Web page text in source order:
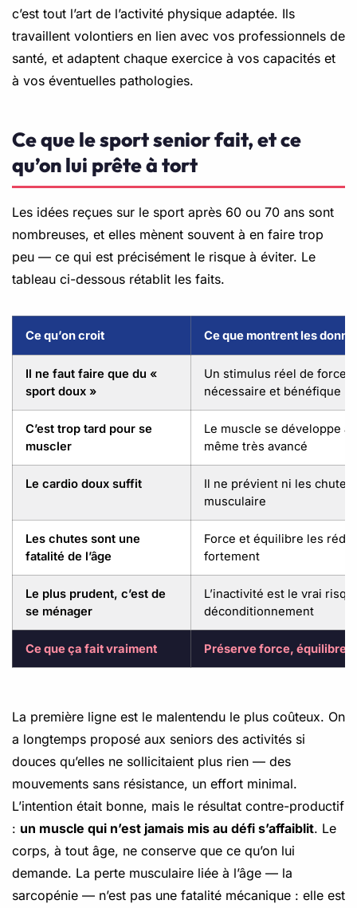
c’est tout l’art de l’activité physique adaptée. Ils
travaillent volontiers en lien avec vos professionnels de
santé, et adaptent chaque exercice à vos capacités et
à vos éventuelles pathologies.
Ce que le sport senior fait, et ce
qu’on lui prête à tort
Les idées reçues sur le sport après 60 ou 70 ans sont
nombreuses, et elles mènent souvent à en faire trop
peu — ce qui est précisément le risque à éviter. Le
tableau ci-dessous rétablit les faits.
Ce qu’on croit Ce que montrent les
Il ne faut faire que du «
sport doux »
Un stimulus réel de force
nécessaire et bénéfique
C’est trop tard pour se
muscler
Le muscle se développe à
même très avancé
Le cardio doux suffit
Il ne prévient ni les chutes
musculaire
Les chutes sont une
fatalité de l’âge
Force et équilibre les
fortement
Le plus prudent, c’est de
se ménager
L’inactivité est le vrai
déconditionnement
Ce que ça fait vraiment Préserve force, équilibre
La première ligne est le malentendu le plus coûteux. On
a longtemps proposé aux seniors des activités si
douces qu’elles ne sollicitaient plus rien — des
mouvements sans résistance, un effort minimal.
L’intention était bonne, mais le résultat contre-productif
: un muscle qui n’est jamais mis au défi s’affaiblit. Le
corps, à tout âge, ne conserve que ce qu’on lui
demande. La perte musculaire liée à l’âge — la
sarcopénie — n’est pas une fatalité mécanique : elle est